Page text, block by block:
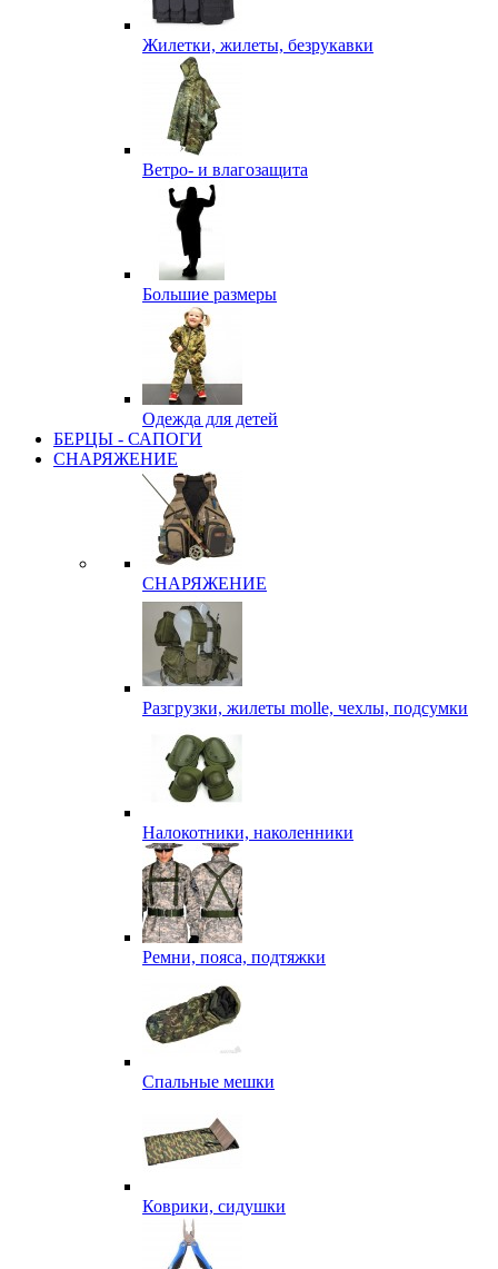
Жилетки, жилеты, безрукавки
Ветро- и влагозащита
Большие размеры
Одежда для детей
БЕРЦЫ - САПОГИ
СНАРЯЖЕНИЕ
СНАРЯЖЕНИЕ
Разгрузки, жилеты molle, чехлы, подсумки
Налокотники, наколенники
Ремни, пояса, подтяжки
Спальные мешки
Коврики, сидушки